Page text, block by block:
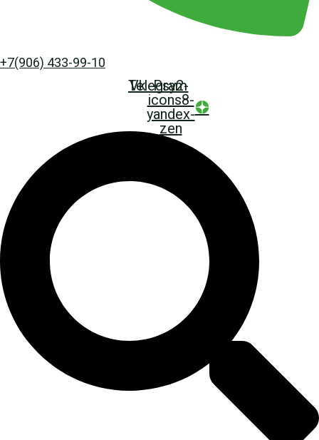
+7(906) 433-99-10
Vk
Telegram
Psy2-
icons8-
yandex-
zen